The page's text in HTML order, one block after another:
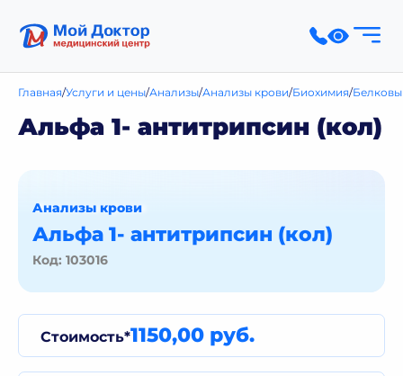
Главная Услуги и цены Анализы Анализы крови Биохимия
Альфа 1- антитрипсин (кол)
Альфа 1- антитрипсин (кол)
Код: 103016
Анализы крови
Стоимость*1150,00 руб.